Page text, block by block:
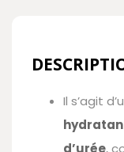
Il s’agit
d’urée,